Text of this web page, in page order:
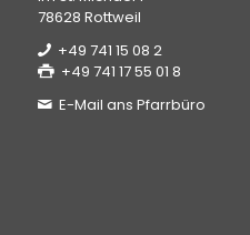
78628 Rottweil
+49 741 15 08 2
+49 741 17 55 01 8
E-Mail ans Pfarrbüro